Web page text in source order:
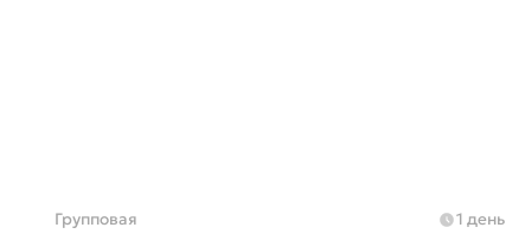
Групповая 1 день